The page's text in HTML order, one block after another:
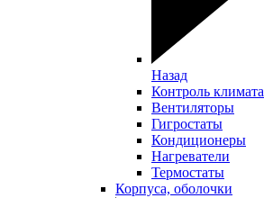
Назад
Контроль климата
Вентиляторы
Гигростаты
Кондиционеры
Нагреватели
Термостаты
Корпуса, оболочки